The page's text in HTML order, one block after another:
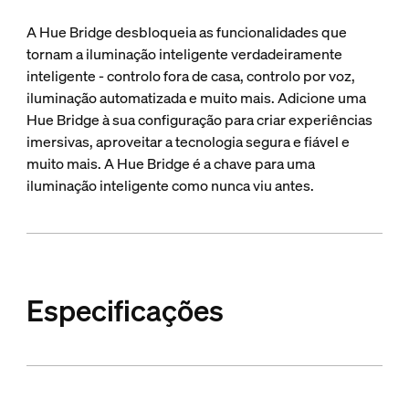
A Hue Bridge desbloqueia as funcionalidades que
tornam a iluminação inteligente verdadeiramente
inteligente - controlo fora de casa, controlo por voz,
iluminação automatizada e muito mais. Adicione uma
Hue Bridge à sua configuração para criar experiências
imersivas, aproveitar a tecnologia segura e fiável e
muito mais. A Hue Bridge é a chave para uma
iluminação inteligente como nunca viu antes.
Especificações